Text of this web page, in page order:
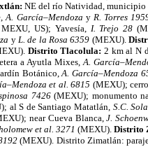
NE del río Natividad, municipio
A. García–Mendoza y R. Torres
US); Yavesía, I. Trejo 28
yL. de la Rosa 6359 (MEXU).
Distrito Tlacolula:2 km al N
a Ayutla Mixes,A.
Botánico,A. García–Mendoza
et al. 6815 (MEXU);
7426(MEXU); monumento
al S de Santiago Matatlán, S.C.
near Cueva Blanca,J.
et al. 3271 (MEXU). Distrito
(MEXU). Distrito Zimatlán: